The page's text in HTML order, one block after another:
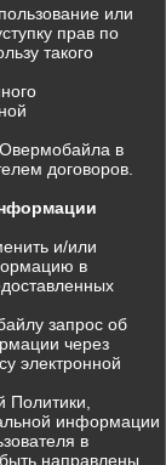
или
прав по
такого
в
договоров.
и/или
в
запрос об
через
электронной
информации
в
направлены